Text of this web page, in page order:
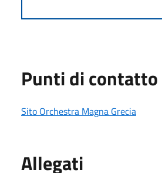
Punti di contatto
Sito Orchestra Magna Grecia
Allegati